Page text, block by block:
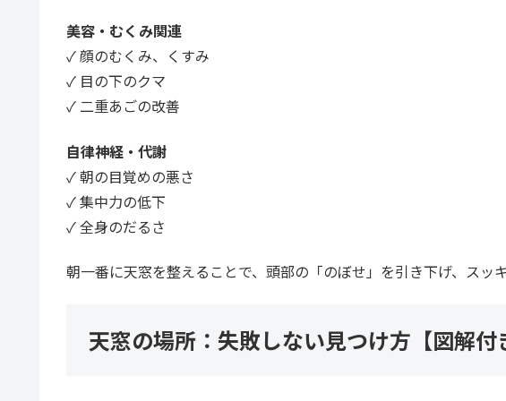
美容・むくみ関連
✓ 顔のむくみ、くすみ
✓ 目の下のクマ
✓ 二重あごの改善
自律神経・代謝
✓ 朝の目覚めの悪さ
✓ 集中力の低下
✓ 全身のだるさ
朝一番に天窓を整えることで、頭部の「のぼせ」を引き下げ、スッ
天窓の場所：失敗しない見つけ方【図解付